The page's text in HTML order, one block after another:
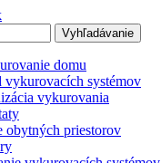
domu
vykurovacích systémov
vykurovania
obytných priestorov